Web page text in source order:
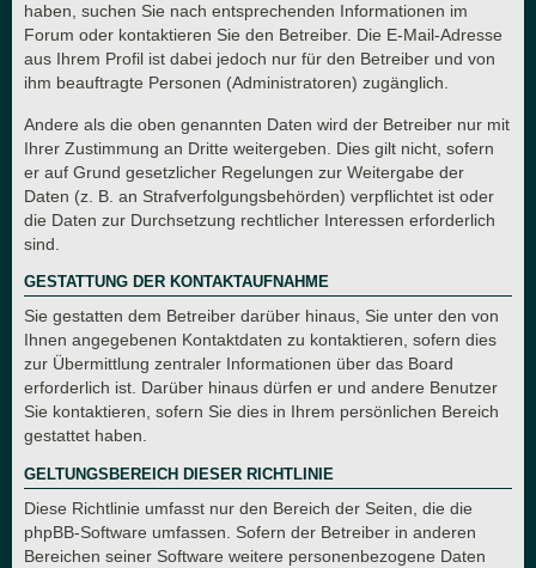
haben, suchen Sie nach entsprechenden Informationen im
Forum oder kontaktieren Sie den Betreiber. Die E-Mail-Adresse
aus Ihrem Profil ist dabei jedoch nur für den Betreiber und von
ihm beauftragte Personen (Administratoren) zugänglich.
Andere als die oben genannten Daten wird der Betreiber nur mit
Ihrer Zustimmung an Dritte weitergeben. Dies gilt nicht, sofern
er auf Grund gesetzlicher Regelungen zur Weitergabe der
Daten (z. B. an Strafverfolgungsbehörden) verpflichtet ist oder
die Daten zur Durchsetzung rechtlicher Interessen erforderlich
sind.
GESTATTUNG DER KONTAKTAUFNAHME
Sie gestatten dem Betreiber darüber hinaus, Sie unter den von
Ihnen angegebenen Kontaktdaten zu kontaktieren, sofern dies
zur Übermittlung zentraler Informationen über das Board
erforderlich ist. Darüber hinaus dürfen er und andere Benutzer
Sie kontaktieren, sofern Sie dies in Ihrem persönlichen Bereich
gestattet haben.
GELTUNGSBEREICH DIESER RICHTLINIE
Diese Richtlinie umfasst nur den Bereich der Seiten, die die
phpBB-Software umfassen. Sofern der Betreiber in anderen
Bereichen seiner Software weitere personenbezogene Daten